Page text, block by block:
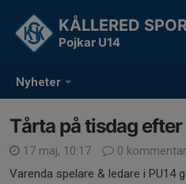
Nyheter
KÅLLERED
Pojkar U14
Tårta på tisdag
17 maj, 10:17
0
Varenda spelare & ledare i PU14